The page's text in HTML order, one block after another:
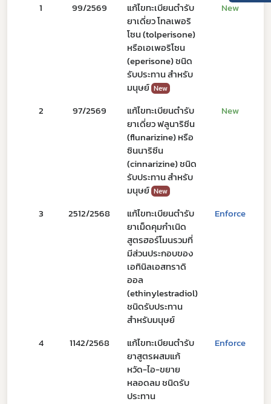
1 99/2569
แก้ไขทะเบียนตำรับ
ยาเดี่ยว โทลเพอริ
โซน (tolperisone)
หรือเอเพอริโซน
(eperisone) ชนิด
รับประทาน สำหรับ
มนุษย์ New
New
2 97/2569
แก้ไขทะเบียนตำรับ
ยาเดี่ยว ฟลูนาริซีน
(flunarizine) หรือ
ซินนาริซีน
(cinnarizine) ชนิด
รับประทาน สำหรับ
มนุษย์ New
New
3 2512/2568
แก้ไขทะเบียนตำรับ
ยาเม็ดคุมกำเนิด
สูตรฮอร์โมนรวมที่
มีส่วนประกอบของ
เอทินิลเอสทราดิ
ออล
(ethinylestradiol)
ชนิดรับประทาน
สำหรับมนุษย์
Enforce
4 1142/2568
แก้ไขทะเบียนตำรับ
ยาสูตรผสมแก้
หวัด-ไอ-ขยาย
หลอดลม ชนิดรับ
ประทาน
Enforce